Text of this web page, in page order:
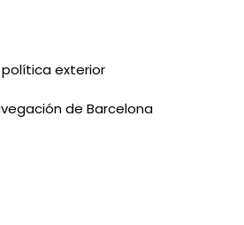
política exterior
de Barcelona